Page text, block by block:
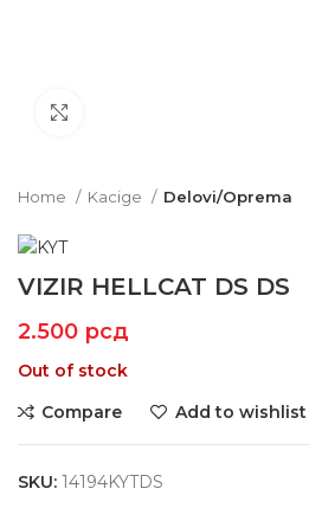
Home Kacige Delovi/Oprema
VIZIR HELLCAT DS DS
2.500 рсд
Out of stock
Compare
Add to wishlist
SKU: 14194KYTDS